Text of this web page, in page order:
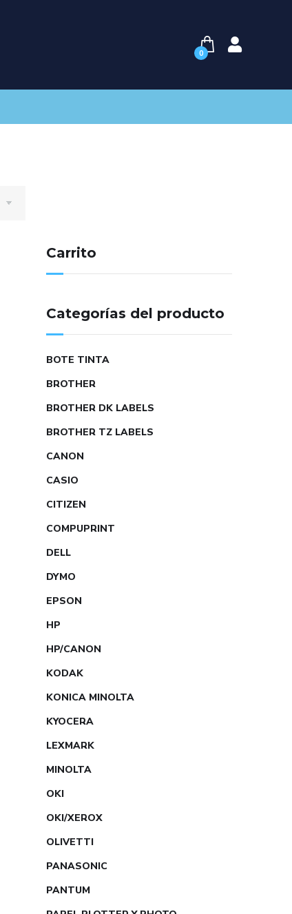
0
Carrito
Categorías del producto
BOTE TINTA
BROTHER
BROTHER DK LABELS
BROTHER TZ LABELS
CANON
CASIO
CITIZEN
COMPUPRINT
DELL
DYMO
EPSON
HP
HP/CANON
KODAK
KONICA MINOLTA
KYOCERA
LEXMARK
MINOLTA
OKI
OKI/XEROX
OLIVETTI
PANASONIC
PANTUM